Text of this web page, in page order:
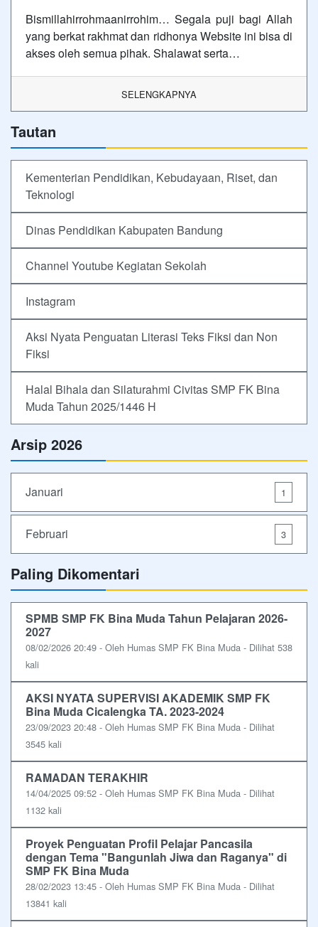
Bismillahirrohmaanirrohim… Segala puji bagi Allah
yang berkat rakhmat dan ridhonya Website ini bisa di
akses oleh semua pihak. Shalawat serta…
SELENGKAPNYA
Tautan
Kementerian Pendidikan, Kebudayaan, Riset, dan
Teknologi
Dinas Pendidikan Kabupaten Bandung
Channel Youtube Kegiatan Sekolah
Instagram
Aksi Nyata Penguatan Literasi Teks Fiksi dan Non
Fiksi
Halal Bihala dan Silaturahmi Civitas SMP FK Bina
Muda Tahun 2025/1446 H
Arsip 2026
Januari 1
Februari 3
Paling Dikomentari
SPMB SMP FK Bina Muda Tahun Pelajaran 2026-
2027
08/02/2026 20:49 - Oleh Humas SMP FK Bina Muda - Dilihat 538
kali
AKSI NYATA SUPERVISI AKADEMIK SMP FK
Bina Muda Cicalengka TA. 2023-2024
23/09/2023 20:48 - Oleh Humas SMP FK Bina Muda - Dilihat
3545 kali
RAMADAN TERAKHIR
14/04/2025 09:52 - Oleh Humas SMP FK Bina Muda - Dilihat
1132 kali
Proyek Penguatan Profil Pelajar Pancasila
dengan Tema "Bangunlah Jiwa dan Raganya" di
SMP FK Bina Muda
28/02/2023 13:45 - Oleh Humas SMP FK Bina Muda - Dilihat
13841 kali